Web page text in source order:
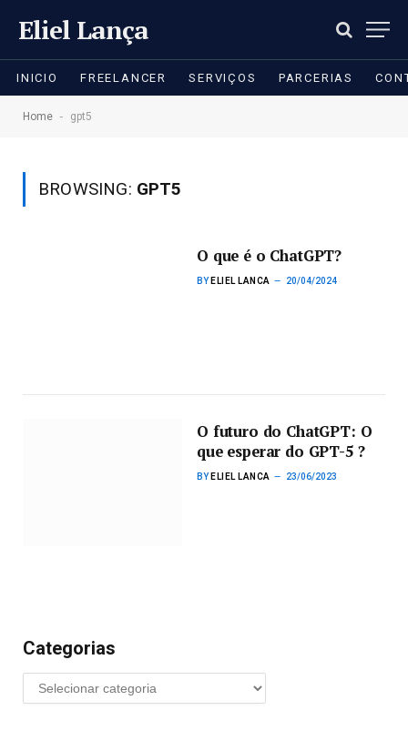
Eliel Lança
INICIO FREELANCER SERVIÇOS PARCERIAS
Home - gpt5
BROWSING: GPT5
O que é o ChatGPT?
BY ELIEL LANCA 20/04/2024
O futuro do ChatGPT: O
que esperar do GPT-5 ?
BY ELIEL LANCA 23/06/2023
Categorias